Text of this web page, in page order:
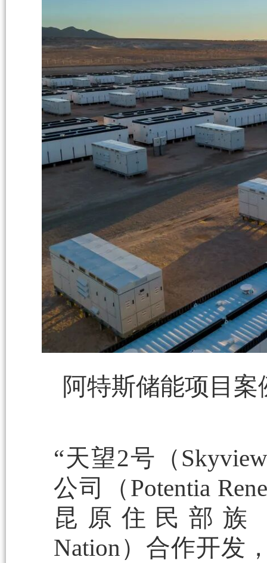
阿特斯储能项目案
“天望2号（
公司（Potentia
昆原住民部族（
Nation）合作开发